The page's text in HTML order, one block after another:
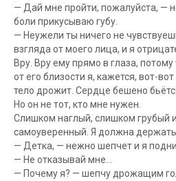
— Дай мне пройти, пожалуйста, —
боли прикусываю губу.
— Неужели ты ничего не
взгляда от моего лица, и я
Вру. Вру ему прямо в глаза,
от его близости я, кажется, вот-
тело дрожит. Сердце бешено
Но он не тот, кто мне нужен.
Слишком наглый, слишком грубый
самоуверенный. Я должна
— Детка, — нежно шепчет и я
— Не отказывай мне…
— Почему я? — шепчу дрожащим